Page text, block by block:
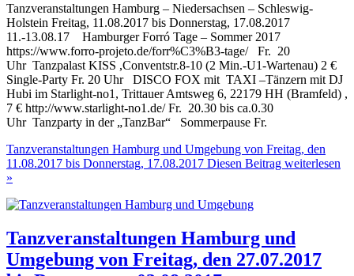
Tanzveranstaltungen Hamburg – Niedersachsen – Schleswig-
Holstein Freitag, 11.08.2017 bis Donnerstag, 17.08.2017
11.-13.08.17 Hamburger Forró Tage – Sommer 2017
https://www.forro-projeto.de/forr%C3%B3-tage/ Fr. 20
Uhr Tanzpalast KISS ,Conventstr.8-10 (2 Min.-U1-Wartenau) 2 €
Single-Party Fr. 20 Uhr DISCO FOX mit TAXI –Tänzern mit DJ
Hubi im Starlight-no1, Trittauer Amtsweg 6, 22179 HH (Bramfeld) ,
7 € http://www.starlight-no1.de/ Fr. 20.30 bis ca.0.30
Uhr Tanzparty in der „TanzBar“ Sommerpause Fr.
Tanzveranstaltungen Hamburg und Umgebung von Freitag, den
11.08.2017 bis Donnerstag, 17.08.2017 Diesen Beitrag weiterlesen
»
Tanzveranstaltungen Hamburg und
Umgebung von Freitag, den 27.07.2017